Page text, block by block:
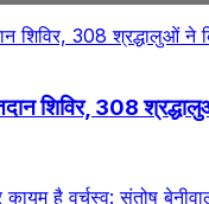
शिविर, 308